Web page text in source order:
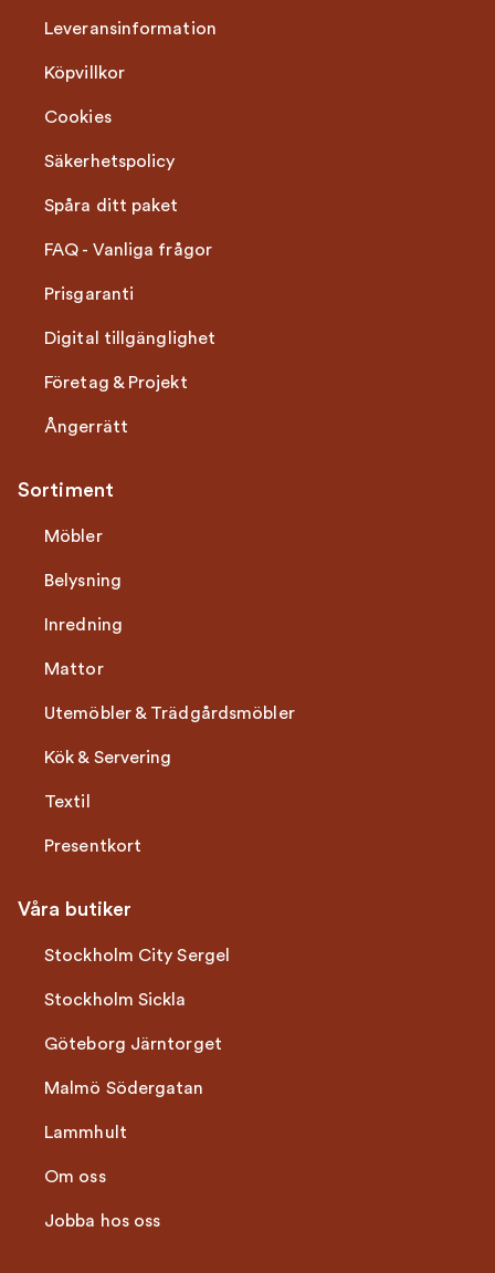
Leveransinformation
Köpvillkor
Cookies
Säkerhetspolicy
Spåra ditt paket
FAQ - Vanliga frågor
Prisgaranti
Digital tillgänglighet
Företag & Projekt
Ångerrätt
Sortiment
Möbler
Belysning
Inredning
Mattor
Utemöbler & Trädgårdsmöbler
Kök & Servering
Textil
Presentkort
Våra butiker
Stockholm City Sergel
Stockholm Sickla
Göteborg Järntorget
Malmö Södergatan
Lammhult
Om oss
Jobba hos oss